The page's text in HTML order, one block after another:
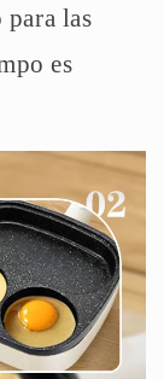
las
es